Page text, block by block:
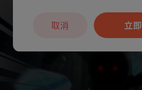
本章节仅支持App阅读，可
户7天免费看
立
取消